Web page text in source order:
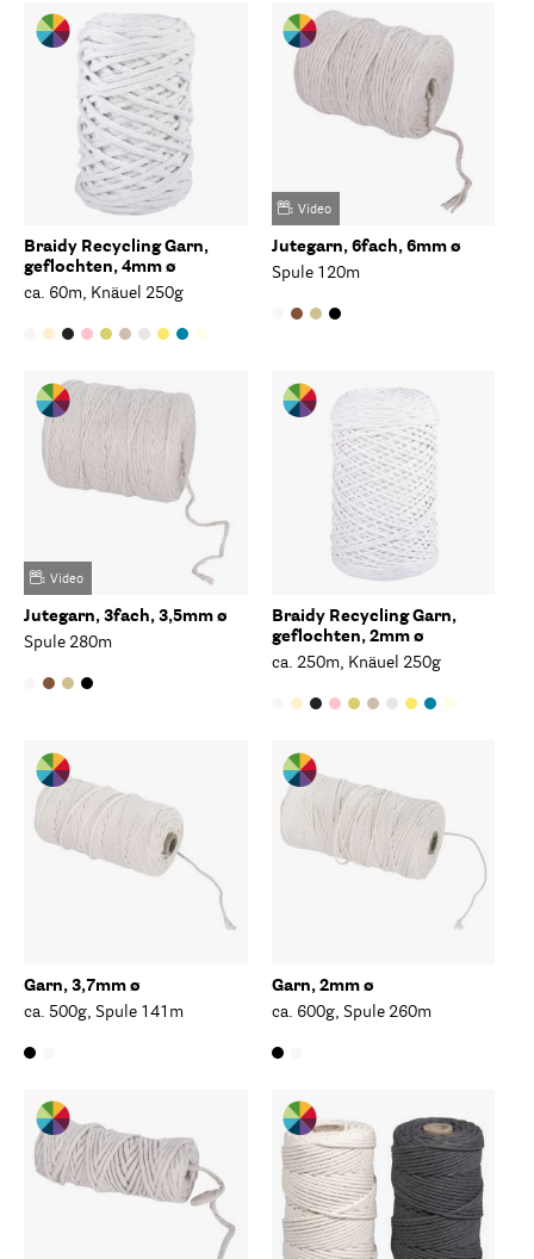
Braidy Recycling Garn,
geflochten, 4mm ø
ca. 60m, Knäuel 250g
Video
Jutegarn, 6fach, 6mm ø
Spule 120m
Video
Jutegarn, 3fach, 3,5mm ø
Spule 280m
Braidy Recycling Garn,
geflochten, 2mm ø
ca. 250m, Knäuel 250g
Garn, 3,7mm ø
ca. 500g, Spule 141m
Garn, 2mm ø
ca. 600g, Spule 260m